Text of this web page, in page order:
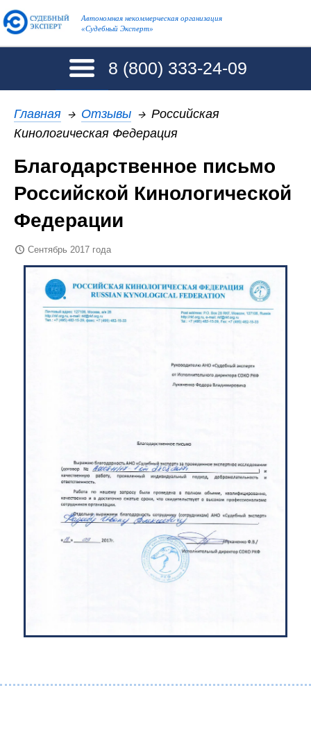
Автономная некоммерческая организация
«Судебный Эксперт»
8 (800) 333-24-09
Главная → Отзывы → Российская
Кинологическая Федерация
Благодарственное письмо
Российской Кинологической
Федерации
Сентябрь 2017 года